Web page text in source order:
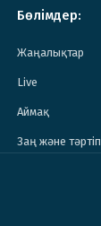
Бөлімдер:
Жаңалықтар
Live
Аймақ
Заң және тәртіп